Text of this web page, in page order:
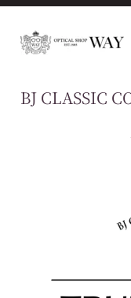
BJ CLASSIC